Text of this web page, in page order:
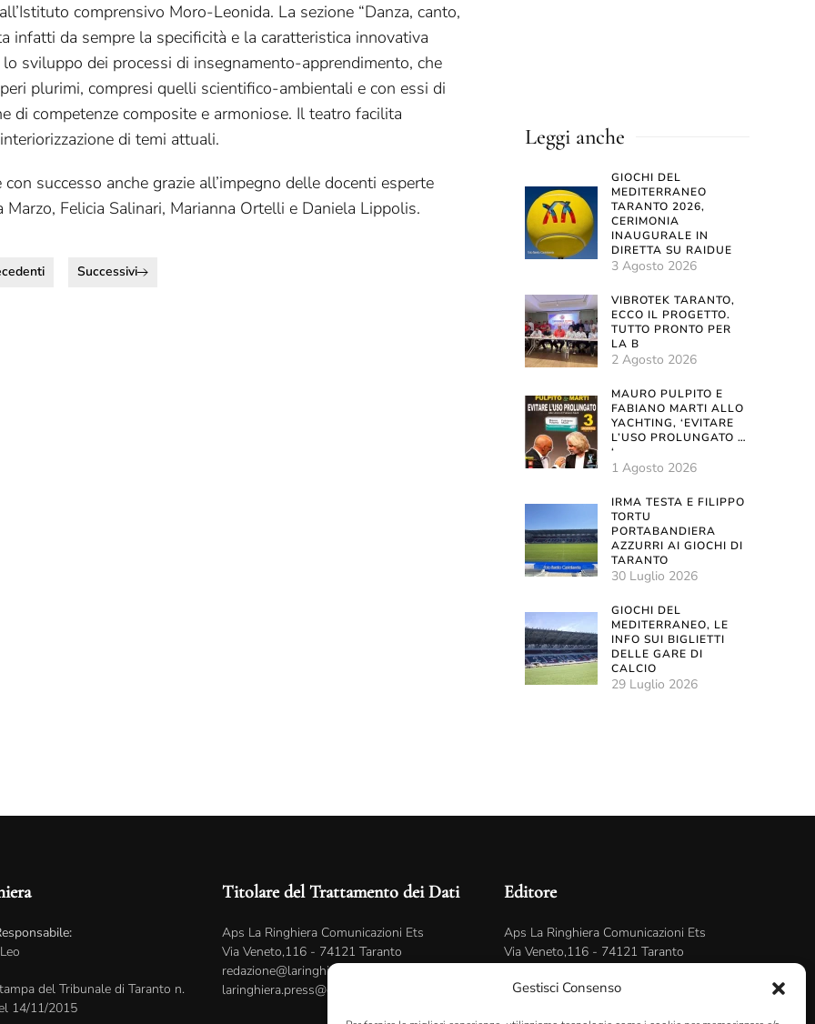
Gestisci Consenso
comprensivo Moro-Leonida. La sezione “Danza, canto,
infatti da sempre la specificità e la caratteristica innovativa
sviluppo dei processi di insegnamento-apprendimento, che
plurimi, compresi quelli scientifico-ambientali e con essi di
di competenze composite e armoniose. Il teatro facilita
di temi attuali.
successo anche grazie all’impegno delle docenti esperte
Felicia Salinari, Marianna Ortelli e Daniela Lippolis.
Successivi
Leggi anche
GIOCHI DEL
MEDITERRANEO
TARANTO 2026,
CERIMONIA
INAUGURALE IN
DIRETTA SU RAIDUE
3 Agosto 2026
VIBROTEK TARANTO,
ECCO IL PROGETTO.
TUTTO PRONTO PER
LA B
2 Agosto 2026
MAURO PULPITO E
FABIANO MARTI ALLO
YACHTING, ‘EVITARE
L’USO PROLUNGATO …
‘
1 Agosto 2026
IRMA TESTA E FILIPPO
TORTU
PORTABANDIERA
AZZURRI AI GIOCHI DI
TARANTO
30 Luglio 2026
GIOCHI DEL
MEDITERRANEO, LE
INFO SUI BIGLIETTI
DELLE GARE DI
CALCIO
29 Luglio 2026
del Tribunale di Taranto n.
14/11/2015
Titolare del Trattamento dei Dati
Aps La Ringhiera Comunicazioni Ets
Via Veneto,116 - 74121 Taranto
redazione@laringhiera.net
laringhiera.press@gmail.com
Editore
Aps La Ringhiera Comunicazioni Ets
Via Veneto,116 - 74121 Taranto